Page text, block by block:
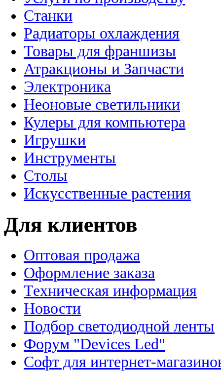
Станки
Радиаторы охлаждения
Товары для франшизы
Атракционы и Запчасти
Электроника
Неоновые светильники
Кулеры для компьютера
Игрушки
Инструменты
Столы
Искусственные растения
Для клиентов
Оптовая продажа
Оформление заказа
Техническая информация
Новости
Подбор светодиодной ленты
Форум "Devices Led"
Софт для интернет-